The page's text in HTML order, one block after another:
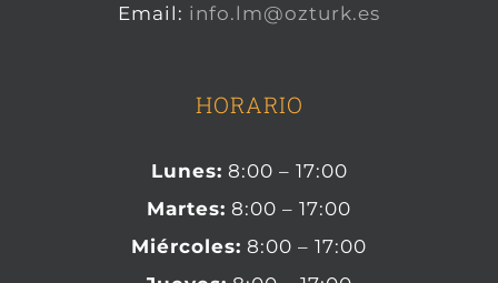
Email: info.lm@ozturk.es
HORARIO
Lunes: 8:00 – 17:00
Martes: 8:00 – 17:00
Miércoles: 8:00 – 17:00